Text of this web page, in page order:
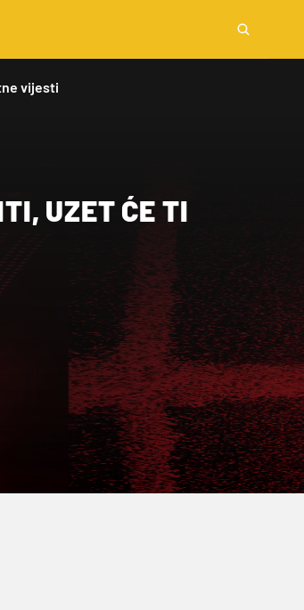
vijesti
UZET ĆE TI